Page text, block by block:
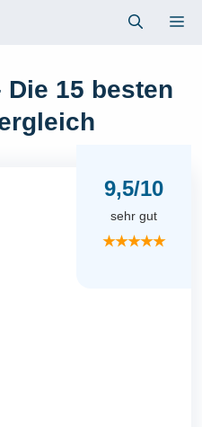
15 besten
9,5/10
sehr gut
★★★★★